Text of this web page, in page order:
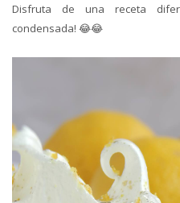
Disfruta de una receta
condensada! 😂😂